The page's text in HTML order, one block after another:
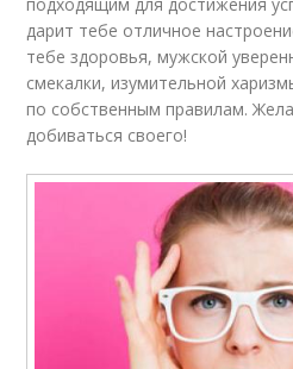
дарит тебе отличное
тебе здоровья, мужской
смекалки, изумительной
по собственным правилам.
добиваться своего!